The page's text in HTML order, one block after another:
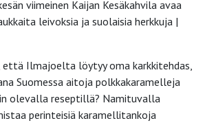
viimeinen Kaijan Kesäkahvila avaa
leivoksia ja suolaisia herkkuja |
Ilmajoelta löytyy oma karkkitehdas,
Suomessa aitoja polkkakaramelleja
olevalla reseptillä? Namituvalla
perinteisiä karamellitankoja